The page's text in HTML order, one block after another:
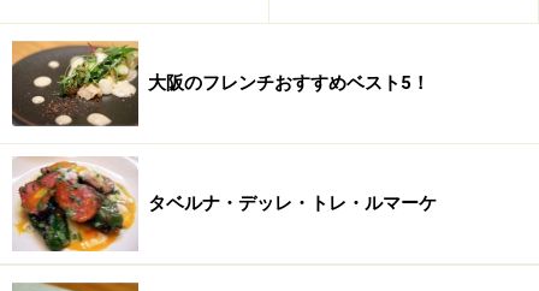
大阪のフレンチおすすめベスト5！
タベルナ・デッレ・トレ・ルマーケ